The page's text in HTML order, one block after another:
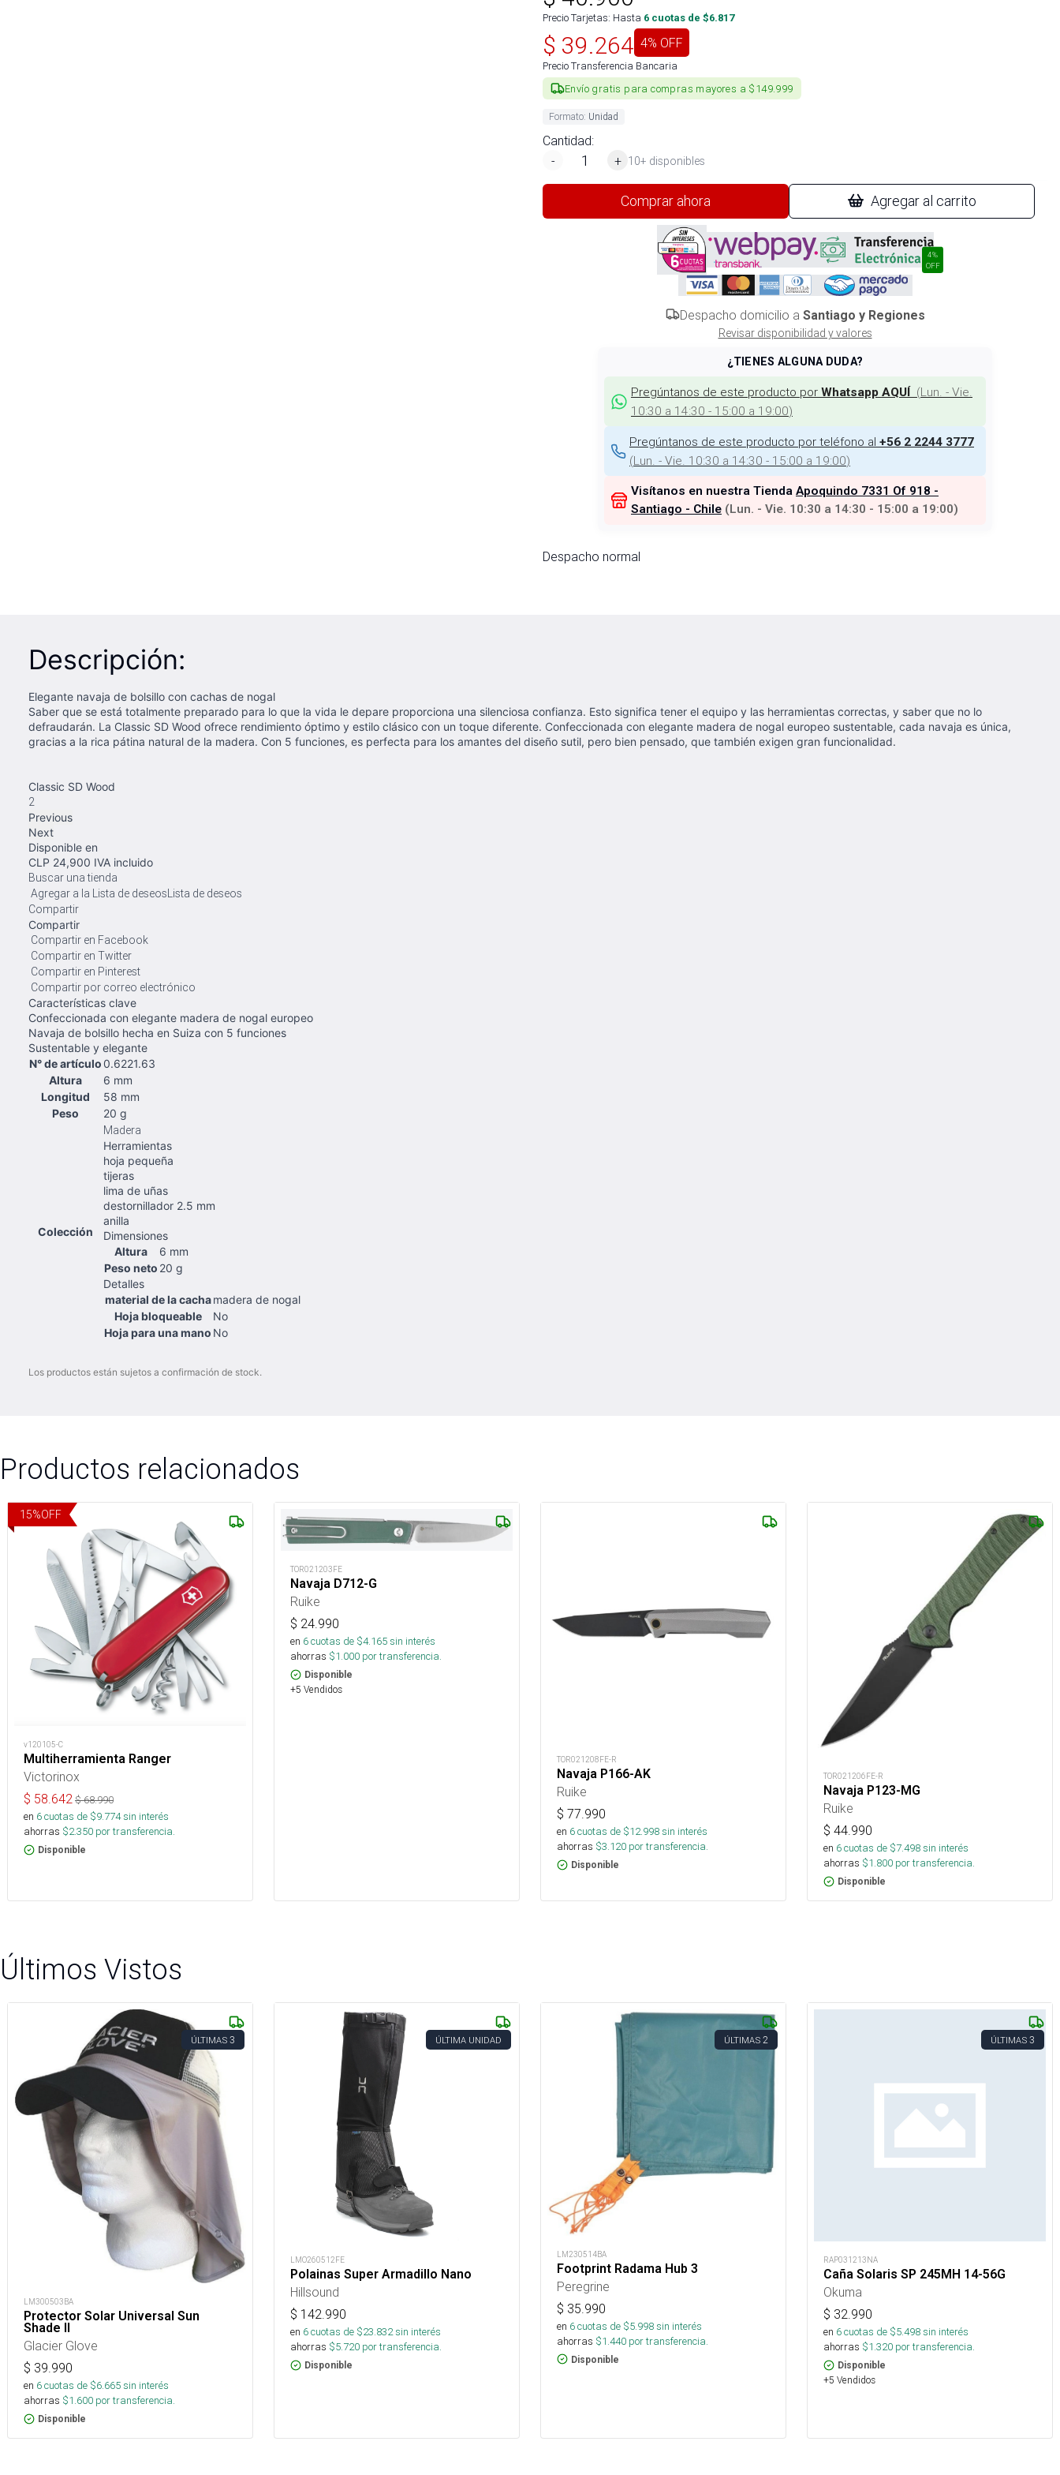
Precio Tarjetas: Hasta 6 cuotas de $6.817
$ 39.264 4% OFF
Precio Transferencia Bancaria
Envío gratis para compras mayores a $149.999
Formato: Unidad
Cantidad:
-
+ 10+ disponibles
Comprar ahora Agregar al carrito
4%
OFF
Despacho domicilio a Santiago y Regiones
Revisar disponibilidad y valores
¿TIENES ALGUNA DUDA?
Pregúntanos de este producto por Whatsapp AQUÍ (Lun. - Vie.
10:30 a 14:30 - 15:00 a 19:00)
Pregúntanos de este producto por teléfono al +56 2 2244 3777
(Lun. - Vie. 10:30 a 14:30 - 15:00 a 19:00)
Visítanos en nuestra Tienda Apoquindo 7331 Of 918 -
Santiago - Chile (Lun. - Vie. 10:30 a 14:30 - 15:00 a 19:00)
Despacho normal
Descripción:
Elegante navaja de bolsillo con cachas de nogal
Saber que se está totalmente preparado para lo que la vida le depare proporciona una silenciosa confianza. Esto significa tener el equipo y las herramientas correctas, y saber que no lo
defraudarán. La Classic SD Wood ofrece rendimiento óptimo y estilo clásico con un toque diferente. Confeccionada con elegante madera de nogal europeo sustentable, cada navaja es única,
gracias a la rica pátina natural de la madera. Con 5 funciones, es perfecta para los amantes del diseño sutil, pero bien pensado, que también exigen gran funcionalidad.
Classic SD Wood
2
Previous
Next
Disponible en
CLP 24,900 IVA incluido
Buscar una tienda
Agregar a la Lista de deseosLista de deseos
Compartir
Compartir
Compartir en Facebook
Compartir en Twitter
Compartir en Pinterest
Compartir por correo electrónico
Características clave
Confeccionada con elegante madera de nogal europeo
Navaja de bolsillo hecha en Suiza con 5 funciones
Sustentable y elegante
N° de artículo 0.6221.63
Altura
6 mm
Longitud
58 mm
Peso
20 g
Colección
Madera
Herramientas
hoja pequeña
tijeras
lima de uñas
destornillador 2.5 mm
anilla
Dimensiones
Altura
6 mm
Peso neto 20 g
Detalles
material de la cacha madera de nogal
Hoja bloqueable
No
Hoja para una mano No
Los productos están sujetos a confirmación de stock.
Productos relacionados
15%OFF
v120105-C
Multiherramienta Ranger
Victorinox
$ 58.642 $68.990
en 6cuotas de $9.774sin interés
ahorras $2.350 por transferencia.
Disponible
TOR021203FE
Navaja D712-G
Ruike
$ 24.990
en 6cuotas de $4.165sin interés
ahorras $1.000 por transferencia.
Disponible
+5 Vendidos
TOR021208FE-R
Navaja P166-AK
Ruike
$ 77.990
en 6cuotas de $12.998sin interés
ahorras $3.120 por transferencia.
Disponible
TOR021206FE-R
Navaja P123-MG
Ruike
$ 44.990
en 6cuotas de $7.498sin interés
ahorras $1.800 por transferencia.
Disponible
Últimos Vistos
ÚLTIMAS 3
LM300503BA
Protector Solar Universal Sun
Shade II
Glacier Glove
$ 39.990
en 6cuotas de $6.665sin interés
ahorras $1.600 por transferencia.
Disponible
ÚLTIMA UNIDAD
LMO260512FE
Polainas Super Armadillo Nano
Hillsound
$ 142.990
en 6cuotas de $23.832sin interés
ahorras $5.720 por transferencia.
Disponible
ÚLTIMAS 2
LM230514BA
Footprint Radama Hub 3
Peregrine
$ 35.990
en 6cuotas de $5.998sin interés
ahorras $1.440 por transferencia.
Disponible
ÚLTIMAS 3
RAP031213NA
Caña Solaris SP 245MH 14-56G
Okuma
$ 32.990
en 6cuotas de $5.498sin interés
ahorras $1.320 por transferencia.
Disponible
+5 Vendidos